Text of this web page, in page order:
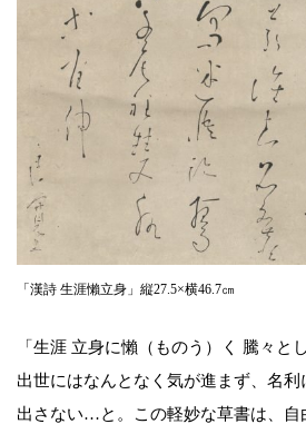
「漢詩 生涯懶立身」縦27.5×横46.7㎝
「生涯 立身に懶（ものう）く 騰々と
出世にはなんとなく気が進まず、名
出さない…と。この軽妙な草書は、自